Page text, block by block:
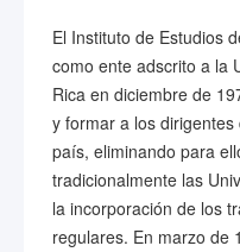
El Instituto de Estudios
como ente adscrito a la
Rica en diciembre de
y formar a los
país, eliminando para
tradicionalmente las
la incorporación de los
regulares. En marzo de